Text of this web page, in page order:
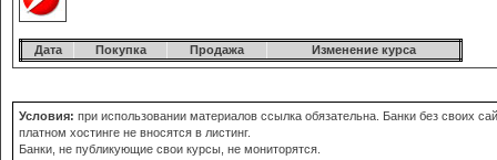
Дата Покупка Продажа Изменение курса
Условия: при использовании материалов ссылка обязательна. Банки без своих
платном хостинге не вносятся в листинг.
Банки, не публикующие свои курсы, не мониторятся.